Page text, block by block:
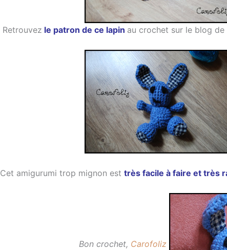
Retrouvez le patron de ce lapin au crochet sur le blog de
Cet amigurumi trop mignon est très facile à faire et très
Bon crochet, Carofoliz